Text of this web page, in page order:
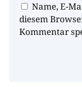
Name, E-
diesem
Kommentar